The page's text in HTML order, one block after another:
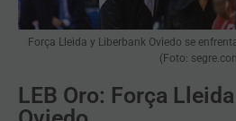
Força Lleida y Liberbank Oviedo se
(Foto:
LEB Oro: Força